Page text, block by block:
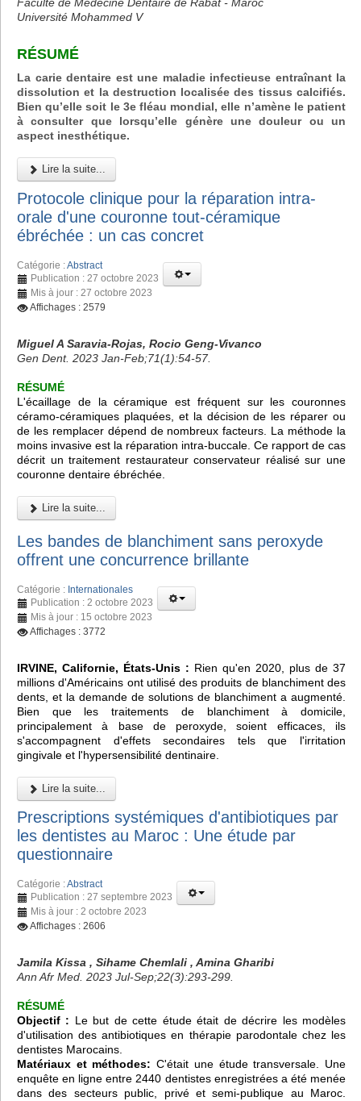
Université Mohammed V
RÉSUMÉ
La carie dentaire est une maladie infectieuse entraînant la
dissolution et la destruction localisée des tissus calcifiés.
Bien qu’elle soit le 3e fléau mondial, elle n’amène le patient
à consulter que lorsqu’elle génère une douleur ou un
aspect inesthétique.
Lire la suite...
Protocole clinique pour la réparation intra-
orale d'une couronne tout-céramique
ébréchée : un cas concret
Catégorie :Abstract
Publication : 27 octobre 2023
Mis à jour : 27 octobre 2023
Affichages : 2579
Miguel A Saravia-Rojas, Rocio Geng-Vivanco
Gen Dent. 2023 Jan-Feb;71(1):54-57.
RÉSUMÉ
L'écaillage de la céramique est fréquent sur les couronnes
céramo-céramiques plaquées, et la décision de les réparer ou
de les remplacer dépend de nombreux facteurs. La méthode la
moins invasive est la réparation intra-buccale. Ce rapport de cas
décrit un traitement restaurateur conservateur réalisé sur une
couronne dentaire ébréchée.
Lire la suite...
Les bandes de blanchiment sans peroxyde
offrent une concurrence brillante
Catégorie : Internationales
Publication : 2 octobre 2023
Mis à jour : 15 octobre 2023
Affichages : 3772
IRVINE, Californie, États-Unis : Rien qu'en 2020, plus de 37
millions d'Américains ont utilisé des produits de blanchiment des
dents, et la demande de solutions de blanchiment a augmenté.
Bien que les traitements de blanchiment à domicile,
principalement à base de peroxyde, soient efficaces, ils
s'accompagnent d'effets secondaires tels que l'irritation
gingivale et l'hypersensibilité dentinaire.
Lire la suite...
Prescriptions systémiques d'antibiotiques par
les dentistes au Maroc : Une étude par
questionnaire
Catégorie :Abstract
Publication : 27 septembre 2023
Mis à jour : 2 octobre 2023
Affichages : 2606
Jamila Kissa , Sihame Chemlali , Amina Gharibi
Ann Afr Med. 2023 Jul-Sep;22(3):293-299.
RÉSUMÉ
Objectif : Le but de cette étude était de décrire les modèles
d'utilisation des antibiotiques en thérapie parodontale chez les
dentistes Marocains.
Matériaux et méthodes: C'était une étude transversale. Une
enquête en ligne entre 2440 dentistes enregistrées a été menée
dans des secteurs public, privé et semi-publique au Maroc.